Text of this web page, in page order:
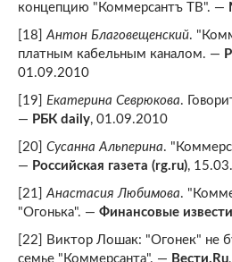
концепцию "Коммерсантъ ТВ". —
[18]Антон Благовещенский.
платным кабельным каналом. —
01.09.2010
[19] Екатерина Севрюкова.
— РБК daily, 01.09.2010
[20] Сусанна Альперина.
— Российская газета (rg.ru),
[21]Анастасия Любимова.
"Огонька". — Финансовые
[22] Виктор Лошак: "Огонек" не
семье "Коммерсанта". — Вести.Ru